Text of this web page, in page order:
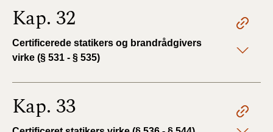
Kap. 32
Certificerede statikers og brandrådgivers
virke (§ 531 - § 535)
Kap. 33